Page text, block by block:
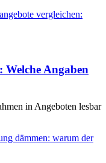
Welche Angaben
in Angeboten lesbar